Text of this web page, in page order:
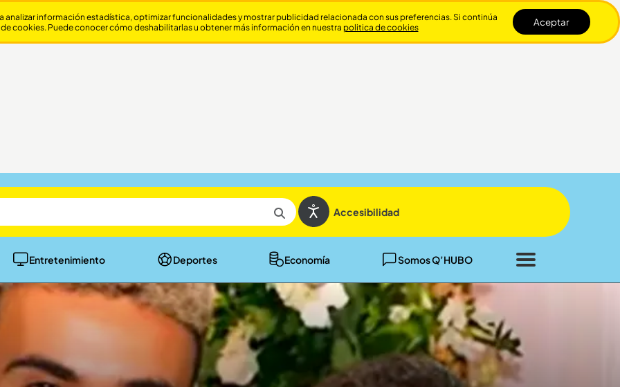
Accesibilidad
Entretenimiento Deportes Economía Somos Q’HUBO
Cerrar
información estadística, optimizar funcionalidades y mostrar publicidad relacionada con sus preferencias. Si continúa
cookies. Puede conocer cómo deshabilitarlas u obtener más información en nuestra politica de cookies Aceptar